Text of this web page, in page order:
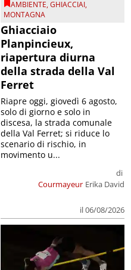
AMBIENTE,GHIACCIAI,
MONTAGNA
Ghiacciaio
Planpincieux,
riapertura diurna
della strada della Val
Ferret
Courmayeur
di
Erika David
il 06/08/2026
Riapre oggi, giovedì 6 agosto,
solo di giorno e solo in
discesa, la strada comunale
della Val Ferret; si riduce lo
scenario di rischio, in
movimento u...